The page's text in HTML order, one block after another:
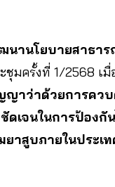
านโยบายสาธา
ชุมครั้งที่ 1/2568 เ
าว่าด้วยการควบ
เจนในการป้องกั
าสูบภายในประเท